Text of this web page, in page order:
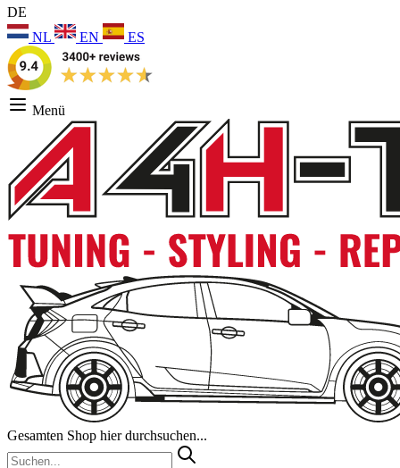
DE
NL
EN ES
Menü
Gesamten Shop hier durchsuchen...